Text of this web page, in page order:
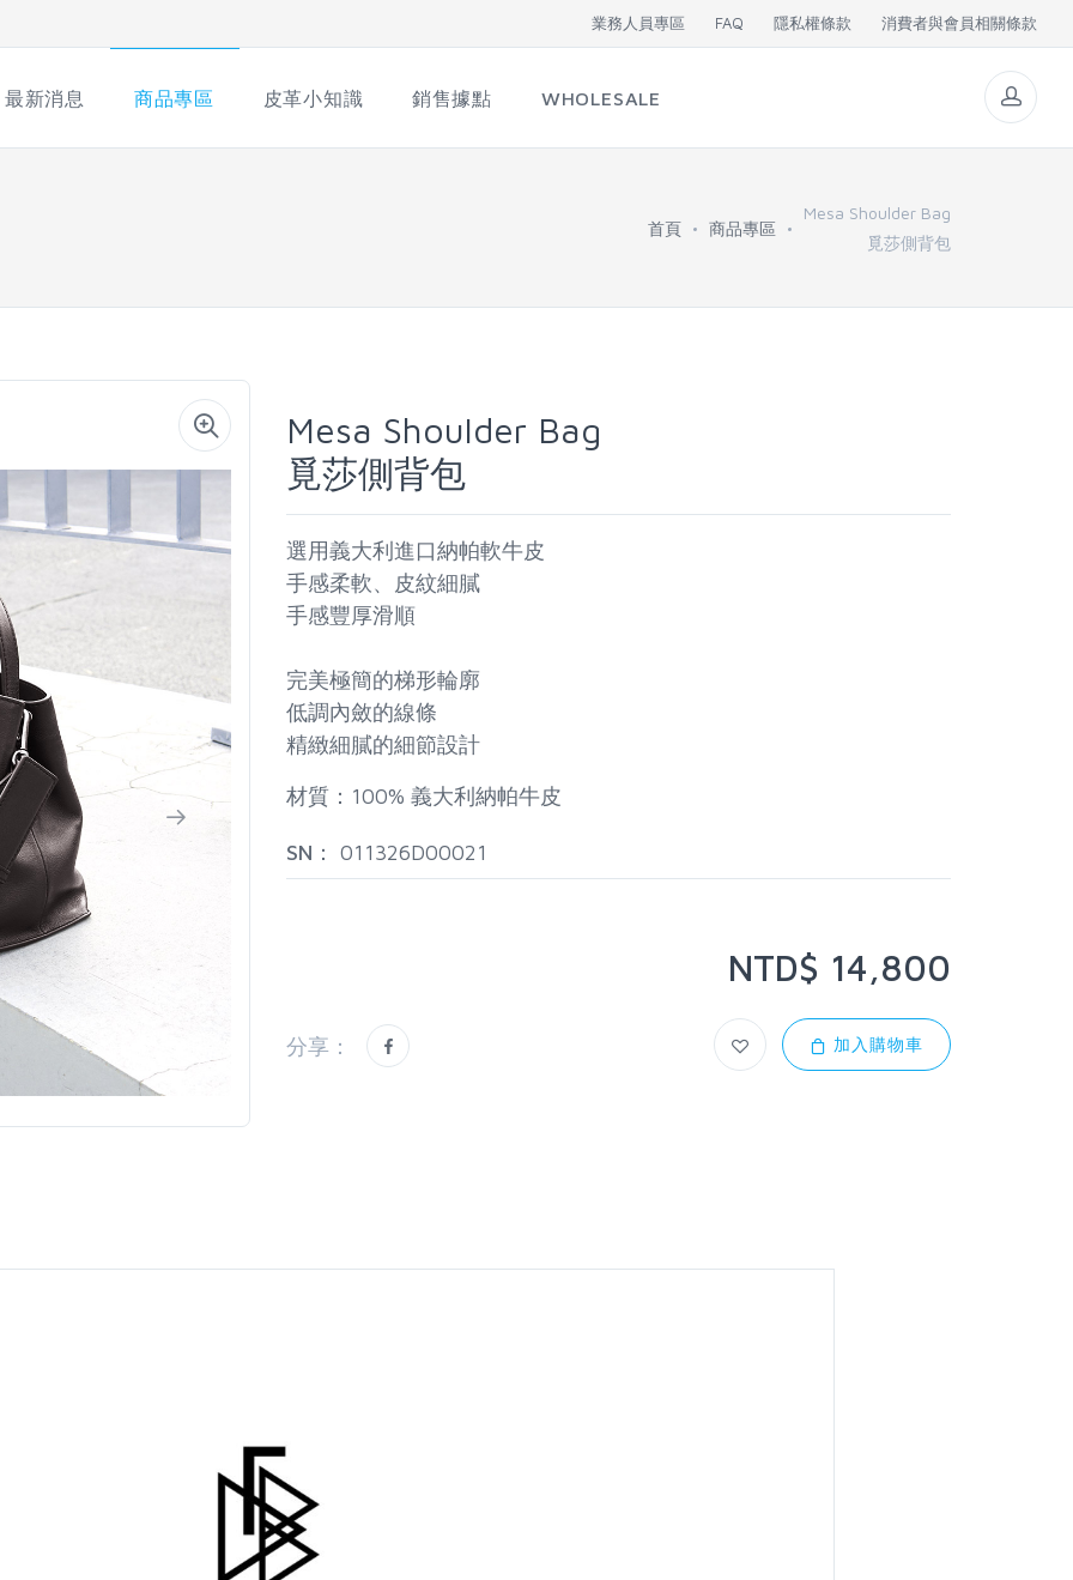
業務人員專區 FAQ 隱私權條款 消費者與會員相關條款
最新消息 商品專區 皮革小知識 銷售據點 WHOLESALE
首頁 商品專區
Mesa Shoulder Bag
覓莎側背包
Mesa Shoulder Bag
覓莎側背包
選用義大利進口納帕軟牛皮
手感柔軟、皮紋細膩
手感豐厚滑順
完美極簡的梯形輪廓
低調內斂的線條
精緻細膩的細節設計
材質：100% 義大利納帕牛皮
SN： 011326D00021
NTD$ 14,800
分享： 加入購物車